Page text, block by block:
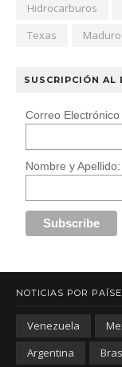
Hidrocarburos
Texas
Maduro
SUSCRIPCIÓN AL
Correo Electrónico
Nombre y Apellido:
NOTICIAS POR
Venezuela
Argentina